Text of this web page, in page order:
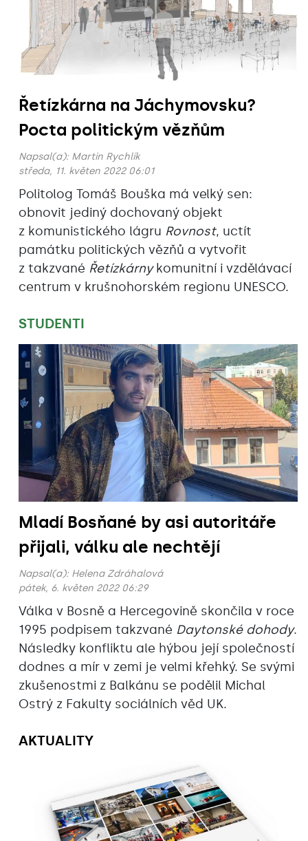
Řetízkárna na Jáchymovsku?
Pocta politickým vězňům
Napsal(a): Martin Rychlík
středa, 11. květen 2022 06:01
Politolog Tomáš Bouška má velký sen:
obnovit jediný dochovaný objekt
z komunistického lágru Rovnost, uctít
památku politických vězňů a vytvořit
z takzvané Řetízkárnykomunitní i vzdělávací
centrum v krušnohorském regionu UNESCO.
STUDENTI
Mladí Bosňané by asi autoritáře
přijali, válku ale nechtějí
Napsal(a): Helena Zdráhalová
pátek, 6. květen 2022 06:29
Válka v Bosně a Hercegovině skončila v roce
1995 podpisem takzvané Daytonské dohody.
Následky konfliktu ale hýbou její společností
dodnes a mír v zemi je velmi křehký. Se svými
zkušenostmi z Balkánu se podělil Michal
Ostrý z Fakulty sociálních věd UK.
AKTUALITY